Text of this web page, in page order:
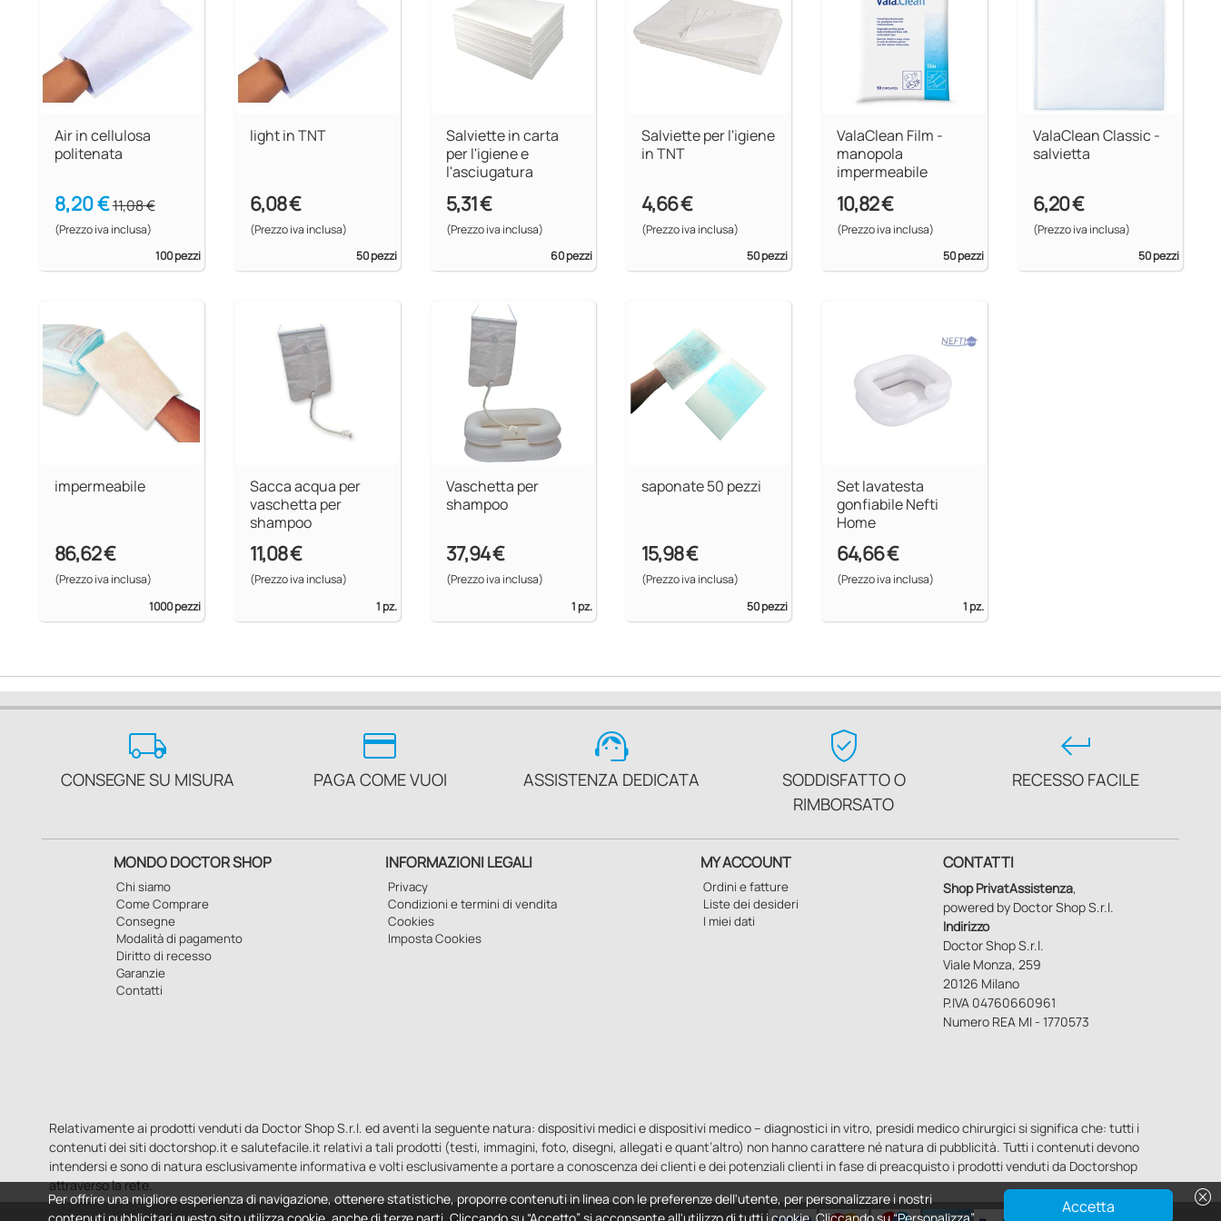
Air in cellulosa
politenata
8,20 €11,08 €
(Prezzo iva inclusa)
100 pezzi
light in TNT
6,08 €
(Prezzo iva inclusa)
50 pezzi
Salviette in carta
per l'igiene e
l'asciugatura
5,31 €
(Prezzo iva inclusa)
60 pezzi
Salviette per l'igiene
in TNT
4,66 €
(Prezzo iva inclusa)
50 pezzi
ValaClean Film -
manopola
impermeabile
10,82 €
(Prezzo iva inclusa)
50 pezzi
ValaClean Classic -
salvietta
6,20 €
(Prezzo iva inclusa)
50 pezzi
impermeabile
86,62 €
(Prezzo iva inclusa)
1000 pezzi
Sacca acqua per
vaschetta per
shampoo
11,08 €
(Prezzo iva inclusa)
1 pz.
Vaschetta per
shampoo
37,94 €
(Prezzo iva inclusa)
1 pz.
saponate 50 pezzi
15,98 €
(Prezzo iva inclusa)
50 pezzi
Set lavatesta
gonfiabile Nefti
Home
64,66 €
(Prezzo iva inclusa)
1 pz.
local_shipping
CONSEGNE SU MISURA
credit_card
PAGA COME VUOI
support_agent
ASSISTENZA DEDICATA
verified_user
SODDISFATTO O
RIMBORSATO
keyboard_return
RECESSO FACILE
MONDO DOCTOR SHOP
Chi siamo
Come Comprare
Consegne
Modalità di pagamento
Diritto di recesso
Garanzie
Contatti
INFORMAZIONI LEGALI
Privacy
Condizioni e termini di vendita
Cookies
Imposta Cookies
MY ACCOUNT
Ordini e fatture
Liste dei desideri
I miei dati
CONTATTI
Shop PrivatAssistenza,
powered by Doctor Shop S.r.l.
Indirizzo
Doctor Shop S.r.l.
Viale Monza, 259
20126 Milano
P.IVA 04760660961
Numero REA MI - 1770573
Relativamente ai prodotti venduti da Doctor Shop S.r.l. ed aventi la seguente natura: dispositivi medici e dispositivi medico – diagnostici in vitro, presidi medico chirurgici si significa che: tutti i
contenuti dei siti doctorshop.it e salutefacile.it relativi a tali prodotti (testi, immagini, foto, disegni, allegati e quant’altro) non hanno carattere né natura di pubblicità. Tutti i contenuti devono
intendersi e sono di natura esclusivamente informativa e volti esclusivamente a portare a conoscenza dei clienti e dei potenziali clienti in fase di preacquisto i prodotti venduti da Doctorshop
attraverso la rete.
cancel
Per offrire una migliore esperienza di navigazione, ottenere statistiche, proporre contenuti in linea con le preferenze dell'utente, per personalizzare i nostri
Accetta